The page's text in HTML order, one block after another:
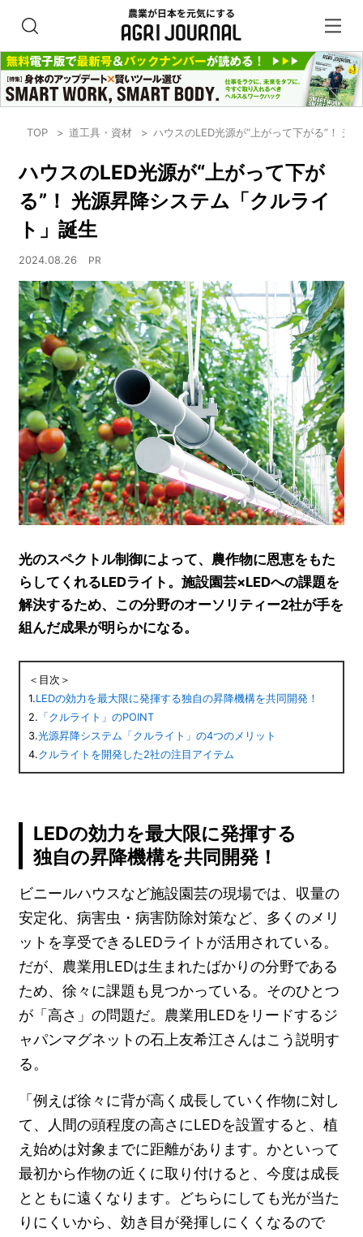
TOP 道工具・資材 ハウスのLED光源が“上がって下がる”！ 光
ハウスのLED光源が“上がって下が
る”！ 光源昇降システム「クルライ
ト」誕生
2024.08.26 PR
光のスペクトル制御によって、農作物に恩恵をもた
らしてくれるLEDライト。施設園芸×LEDへの課題を
解決するため、この分野のオーソリティー2社が手を
組んだ成果が明らかになる。
＜目次＞
1.LEDの効力を最大限に発揮する独自の昇降機構を共同開発！
2. 「クルライト」のPOINT
3.光源昇降システム「クルライト」の4つのメリット
4.クルライトを開発した2社の注目アイテム
LEDの効力を最大限に発揮する
独自の昇降機構を共同開発！
ビニールハウスなど施設園芸の現場では、収量の
安定化、病害虫・病害防除対策など、多くのメリ
ットを享受できるLEDライトが活用されている。
だが、農業用LEDは生まれたばかりの分野である
ため、徐々に課題も見つかっている。そのひとつ
が「高さ」の問題だ。農業用LEDをリードするジ
ャパンマグネットの石上友希江さんはこう説明す
る。
「例えば徐々に背が高く成長していく作物に対し
て、人間の頭程度の高さにLEDを設置すると、植
え始めは対象までに距離があります。かといって
最初から作物の近くに取り付けると、今度は成長
とともに遠くなります。どちらにしても光が当た
りにくいから、効き目が発揮しにくくなるので